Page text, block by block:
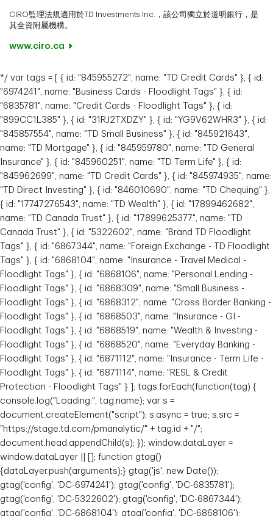
CIRO監理法規適用於TD Investments Inc.，該公司獨立於道明銀行，是
其全資附屬機構。
www.ciro.ca
*/ var tags = [ { id: "845955272", name: "TD Credit Cards" }, { id:
"6974241", name: "Business Cards - Floodlight Tags" }, { id:
"6835781", name: "Credit Cards - Floodlight Tags" }, { id:
"899CC1L385" }, { id: "31RJ2TXDZY" }, { id: "YG9V62WHR3" }, { id:
"845857554", name: "TD Small Business" }, { id: "845921643",
name: "TD Mortgage" }, { id: "845959780", name: "TD General
Insurance" }, { id: "845960251", name: "TD Term Life" }, { id:
"845962699", name: "TD Credit Cards" }, { id: "845974935", name:
"TD Direct Investing" }, { id: "846010690", name: "TD Chequing" },
{ id: "17747276543", name: "TD Wealth" }, { id: "17899462682",
name: "TD Canada Trust" }, { id: "17899625377", name: "TD
Canada Trust" }, { id: "5322602", name: "Brand TD Floodlight
Tags" }, { id: "6867344", name: "Foreign Exchange - TD Floodlight
Tags" }, { id: "6868104", name: "Insurance - Travel Medical -
Floodlight Tags" }, { id: "6868106", name: "Personal Lending -
Floodlight Tags" }, { id: "6868309", name: "Small Business -
Floodlight Tags" }, { id: "6868312", name: "Cross Border Banking -
Floodlight Tags" }, { id: "6868503", name: "Insurance - GI -
Floodlight Tags" }, { id: "6868519", name: "Wealth & Investing -
Floodlight Tags" }, { id: "6868520", name: "Everyday Banking -
Floodlight Tags" }, { id: "6871112", name: "Insurance - Term Life -
Floodlight Tags" }, { id: "6871114", name: "RESL & Credit
Protection - Floodlight Tags" } ]; tags.forEach(function(tag) {
console.log("Loading:", tag.name); var s =
document.createElement("script"); s.async = true; s.src =
"https://stage.td.com/pmanalytic/" + tag.id + "/";
document.head.appendChild(s); }); window.dataLayer =
window.dataLayer || []; function gtag()
{dataLayer.push(arguments);} gtag('js', new Date());
gtag('config', 'DC-6974241'); gtag('config', 'DC-6835781');
gtag('config', 'DC-5322602'); gtag('config', 'DC-6867344');
gtag('config', 'DC-6868104'); gtag('config', 'DC-6868106');